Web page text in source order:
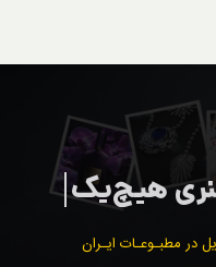
در مطبـوعـات ایـران